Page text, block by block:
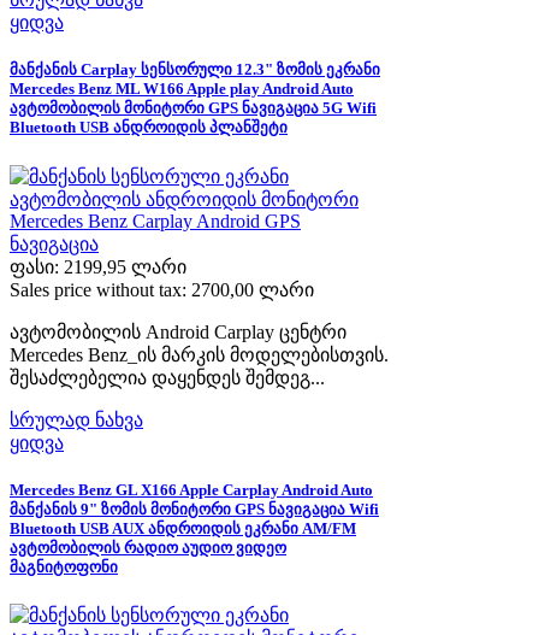
ყიდვა
მანქანის Carplay სენსორული 12.3" ზომის ეკრანი
Mercedes Benz ML W166 Apple play Android Auto
ავტომობილის მონიტორი GPS ნავიგაცია 5G Wifi
Bluetooth USB ანდროიდის პლანშეტი
ფასი: 2199,95 ლარი
Sales price without tax: 2700,00 ლარი
ავტომობილის Android Carplay ცენტრი
Mercedes Benz_ის მარკის მოდელებისთვის.
შესაძლებელია დაყენდეს შემდეგ...
სრულად ნახვა
ყიდვა
Mercedes Benz GL X166 Apple Carplay Android Auto
მანქანის 9" ზომის მონიტორი GPS ნავიგაცია Wifi
Bluetooth USB AUX ანდროიდის ეკრანი AM/FM
ავტომობილის რადიო აუდიო ვიდეო
მაგნიტოფონი